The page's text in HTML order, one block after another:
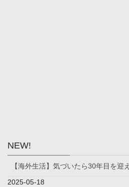
NEW!
【海外生活】気づいたら30年目を迎
2025-05-18